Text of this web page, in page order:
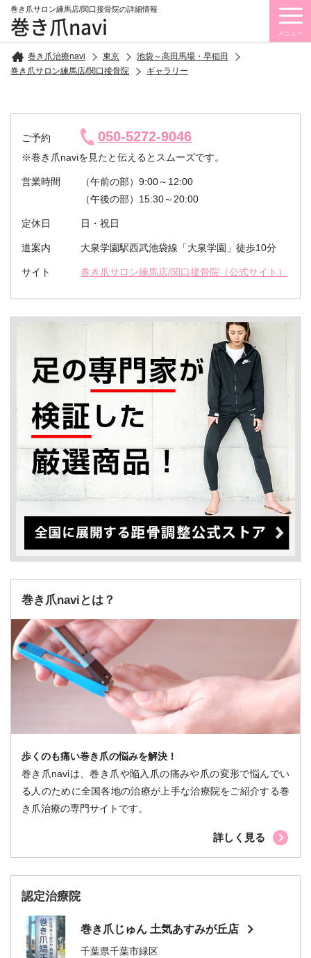
巻き爪サロン練馬店/関口接骨院の詳細情報
巻き爪navi
巻き爪治療navi 東京
池袋～高田馬場・早稲田
巻き爪サロン練馬店/関口接骨院
ギャラリー
ご予約 050-5272-9046
※巻き爪naviを見たと伝えるとスムーズです。
営業時間
（午前の部）9:00～12:00
（午後の部）15:30～20:00
定休日 日・祝日
道案内 大泉学園駅西武池袋線「大泉学園」徒歩10分
サイト 巻き爪サロン練馬店/関口接骨院（公式サイト）
巻き爪naviとは？
歩くのも痛い巻き爪の悩みを解決！
巻き爪naviは、巻き爪や陥入爪の痛みや爪の変形で悩んでい
る人のために全国各地の治療が上手な治療院をご紹介する巻
き爪治療の専門サイトです。
詳しく見る
認定治療院
巻き爪じゅん 土気あすみが丘店
千葉県千葉市緑区
メニュー